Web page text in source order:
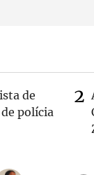
de
polícia